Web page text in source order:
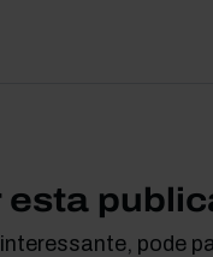
esta
pode